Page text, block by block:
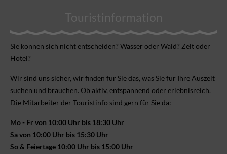
Touristinformation
Sie können sich nicht ent­scheiden? Wasser oder Wald? Zelt oder
Hotel?
Wir sind uns sicher, wir finden für Sie das, was Sie für Ihre Aus­zeit
suchen und brauchen. Ob aktiv, ent­spannend oder erlebnis­reich.
Die Mitarbeiter der Touristinfo sind gern für Sie da:
Mo - Fr von 10:00 Uhr bis 18:30 Uhr
Sa von 10:00 Uhr bis 15:30 Uhr
So & Feiertage 10:00 Uhr bis 15:00 Uhr